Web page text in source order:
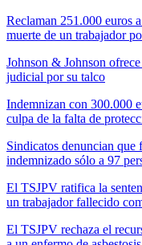
Reclaman 251.000 euros
muerte de un trabajador
Johnson & Johnson
judicial por su talco
Indemnizan con 300.000
culpa de la falta de
Sindicatos denuncian que
indemnizado sólo a 97
El TSJPV ratifica la
un trabajador fallecido
El TSJPV rechaza el